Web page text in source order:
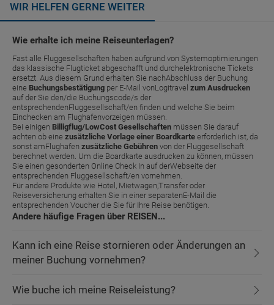
WIR HELFEN GERNE WEITER
Wie erhalte ich meine Reiseunterlagen?
Fast alle Fluggesellschaften haben aufgrund von Systemoptimierungen
das klassische Flugticket abgeschafft und durchelektronische Tickets
ersetzt. Aus diesem Grund erhalten Sie nachAbschluss der Buchung
eine Buchungsbestätigung per E-Mail vonLogitravel zum Ausdrucken
auf der Sie den/die Buchungscode/s der
entsprechendenFluggesellschaft/en finden und welche Sie beim
Einchecken am Flughafenvorzeigen müssen.
Bei einigen Billigflug/LowCost Gesellschaften müssen Sie darauf
achten ob eine zusätzliche Vorlage einer Boardkarte erforderlich ist, da
sonst amFlughafen zusätzliche Gebühren von der Fluggesellschaft
berechnet werden. Um die Boardkarte ausdrucken zu können, müssen
Sie einen gesonderten Online Check In auf derWebseite der
entsprechenden Fluggesellschaft/en vornehmen.
Für andere Produkte wie Hotel, Mietwagen,Transfer oder
Reiseversicherung erhalten Sie in einer separatenE-Mail die
entsprechenden Voucher die Sie für Ihre Reise benötigen.
Andere häufige Fragen über REISEN...
Kann ich eine Reise stornieren oder Änderungen an
meiner Buchung vornehmen?
Wie buche ich meine Reiseleistung?